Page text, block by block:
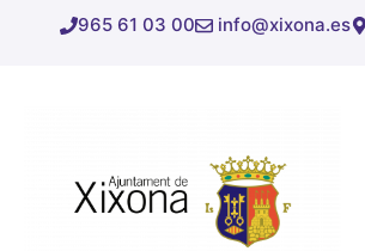
965 61 03 00 info@xixona.es